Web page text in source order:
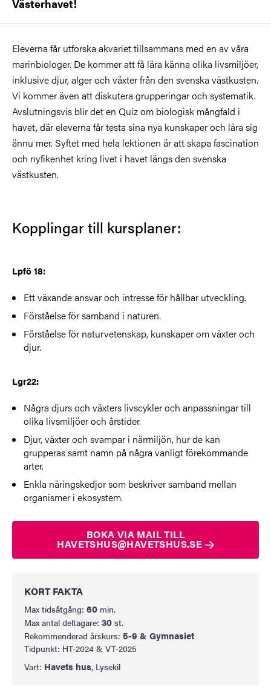
Västerhavet!
Eleverna får utforska akvariet tillsammans med en av våra
marinbiologer. De kommer att få lära känna olika livsmiljöer,
inklusive djur, alger och växter från den svenska västkusten.
Vi kommer även att diskutera grupperingar och systematik.
Avslutningsvis blir det en Quiz om biologisk mångfald i
havet, där eleverna får testa sina nya kunskaper och lära sig
ännu mer. Syftet med hela lektionen är att skapa fascination
och nyfikenhet kring livet i havet längs den svenska
västkusten.
Kopplingar till kursplaner:
Lpfö 18:
Ett växande ansvar och intresse för hållbar utveckling.
Förståelse för samband i naturen.
Förståelse för naturvetenskap, kunskaper om växter och
djur.
Lgr22:
Några djurs och växters livscykler och anpassningar till
olika livsmiljöer och årstider.
Djur, växter och svampar i närmiljön, hur de kan
grupperas samt namn på några vanligt förekommande
arter.
Enkla näringskedjor som beskriver samband mellan
organismer i ekosystem.
BOKA VIA MAIL TILL
HAVETSHUS@HAVETSHUS.SE
KORT FAKTA
Max tidsåtgång: 60 min.
Max antal deltagare: 30 st.
Rekommenderad årskurs: 5-9 & Gymnasiet
Tidpunkt: HT-2024 & VT-2025
Vart: Havets hus, Lysekil